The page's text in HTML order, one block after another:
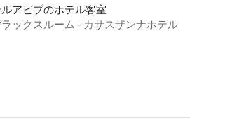
アビブのホテル客室
ックスルーム - カサスザンナホテル